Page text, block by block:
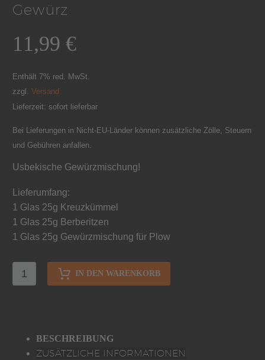
Gewürz
11,99 €
Enthält 7% red. MwSt.
zzgl. Versand
Lieferzeit: sofort lieferbar
Bei Lieferungen in Nicht-EU-Länder können zusätzliche Zölle, Steuern
und Gebühren anfallen.
Usbekische Gewürzmischung!
Lieferumfang:
1 Glas 25g Kreuzkümmel
1 Glas 25g Berberitzen
1 Glas 25g Gewürzmischung für Plow
IN DEN WARENKORB
BESCHREIBUNG
ZUSÄTZLICHE INFORMATIONEN